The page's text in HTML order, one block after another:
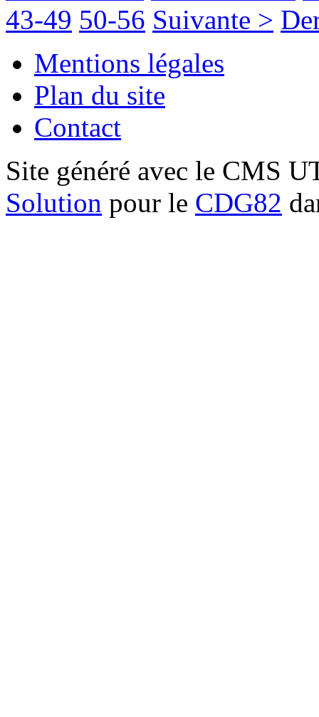
43-49 50-56 Suivante >
Mentions légales
Plan du site
Contact
Site généré avec le CMS
Solution pour le CDG82